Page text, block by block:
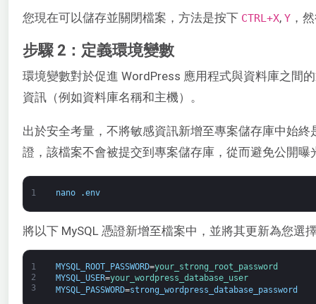
您現在可以儲存並關閉檔案，方法是按下 CTRL+X, Y ，
步驟 2：定義環境變數
環境變數對於促進 WordPress 應用程式與資料庫之間
資訊（例如資料庫名稱和主機）。
出於安全考量，不將敏感資訊新增至專案儲存庫中始
證，該檔案不會被提交到專案儲存庫，從而避免公開
1 nano .env
將以下 MySQL 憑證新增至檔案中，並將其更新為您選
1
2
3
MYSQL_ROOT_PASSWORD=your_strong_root_password
MYSQL_USER=your_wordpress_database_user
MYSQL_PASSWORD=strong_wordpress_database_password